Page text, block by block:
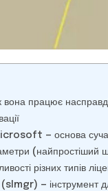
вона працює
— основа
(найпростіший
різних типів
— інструмент